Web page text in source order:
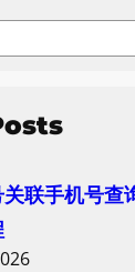
联手机号查